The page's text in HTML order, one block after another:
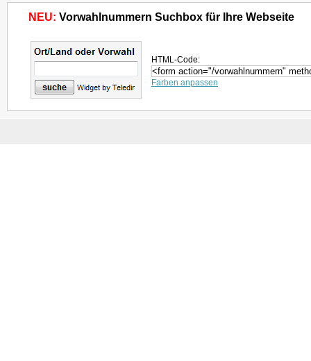
NEU: Vorwahlnummern Suchbox für Ihre Webseite
HTML-Code:
Farben anpassen